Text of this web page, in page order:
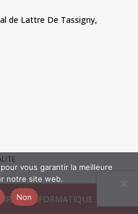
de Lattre De Tassigny,
INFORMATIQUE
vous garantir la meilleure
notre site web.
Non